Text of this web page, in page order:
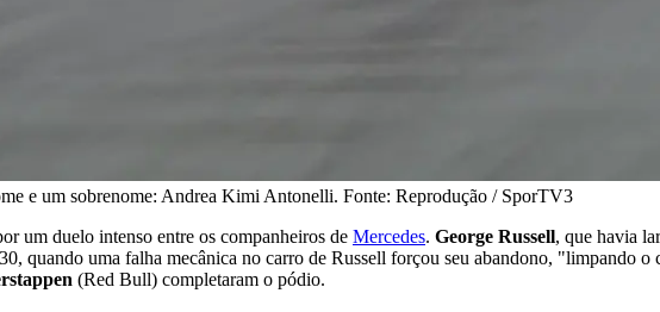
e um sobrenome: Andrea Kimi Antonelli. Fonte: Reprodução / SporTV3
um duelo intenso entre os companheiros de Mercedes. George Russell, que havia
quando uma falha mecânica no carro de Russell forçou seu abandono, "limpando
(Red Bull) completaram o pódio.